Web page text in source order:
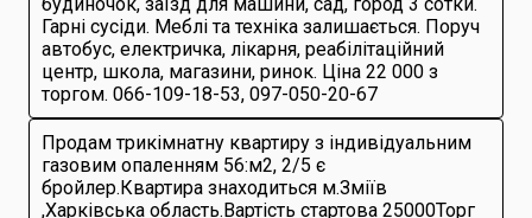
Гарні сусіди. Меблі та техніка залишається. Поруч
автобус, електричка, лікарня, реабілітаційний
центр, школа, магазини, ринок. Ціна 22 000 з
торгом. 066-109-18-53, 097-050-20-67
Продам трикімнатну квартиру з індивідуальним
газовим опаленням 56:м2, 2/5 є
бройлер.Квартира знаходиться м.Зміїв
,Харківська область.Вартість стартова 25000Торг